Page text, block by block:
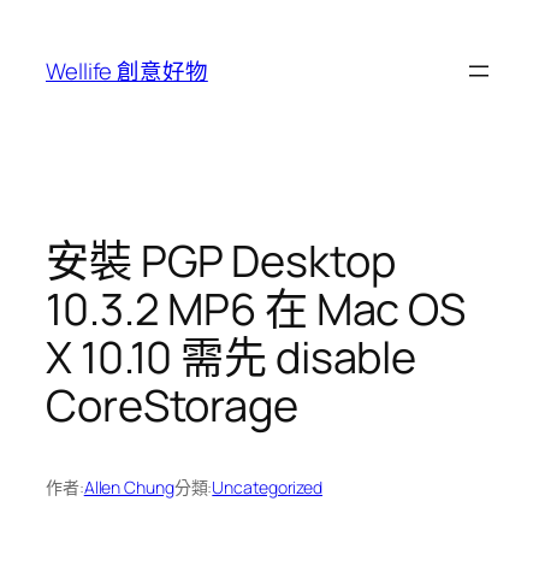
Wellife 創意好物
安裝 PGP Desktop
10.3.2 MP6 在 Mac OS
X 10.10 需先 disable
CoreStorage
作者:Allen Chung分類:Uncategorized